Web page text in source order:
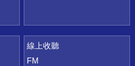
線上收聽
FM